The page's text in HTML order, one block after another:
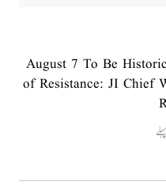
August 7 To Be
of Resistance: JI Chief